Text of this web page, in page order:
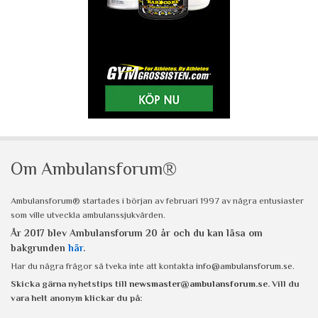
Om Ambulansforum®
Ambulansforum® startades i början av februari 1997 av några entusiaster
som ville utveckla ambulanssjukvården.
År 2017 blev Ambulansforum 20 år och du kan läsa om
bakgrunden här.
Har du några frågor så tveka inte att kontakta info@ambulansforum.se.
Skicka gärna nyhetstips till newsmaster@ambulansforum.se. Vill du
vara helt anonym klickar du på: